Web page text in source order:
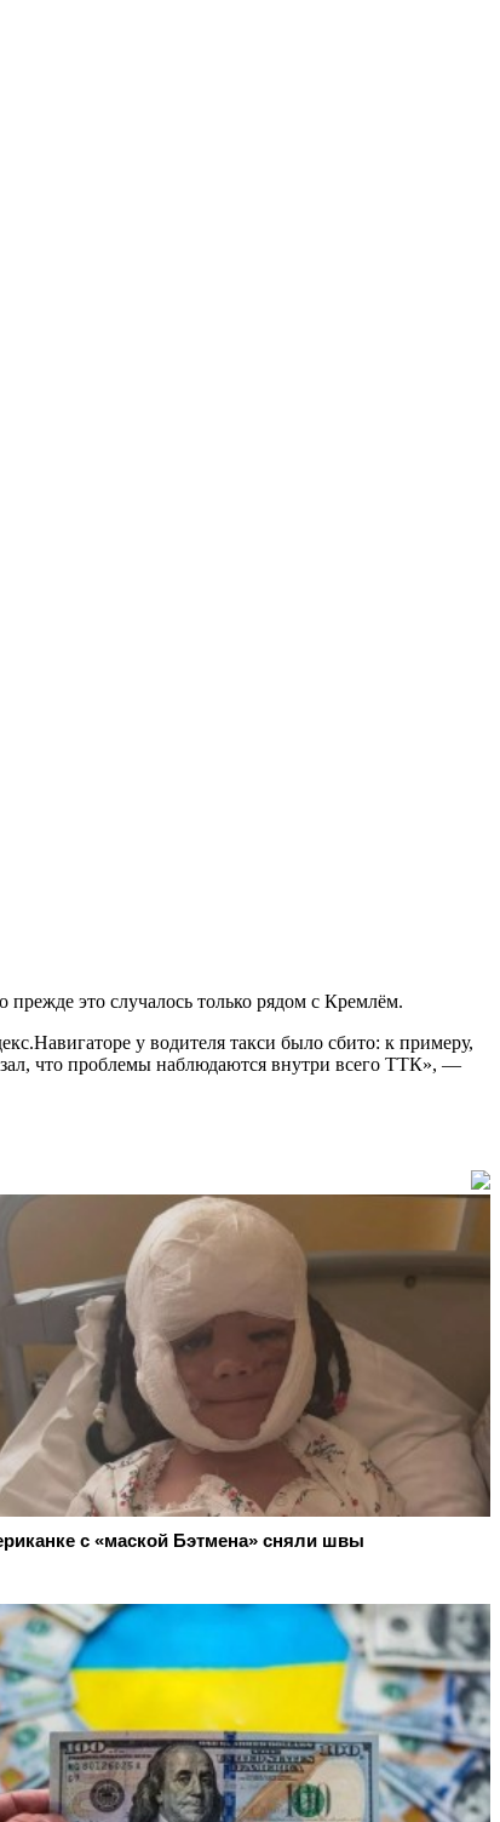
это случалось только рядом с Кремлём.
у водителя такси было сбито: к примеру,
что проблемы наблюдаются внутри всего ТТК», —
с «маской Бэтмена» сняли швы